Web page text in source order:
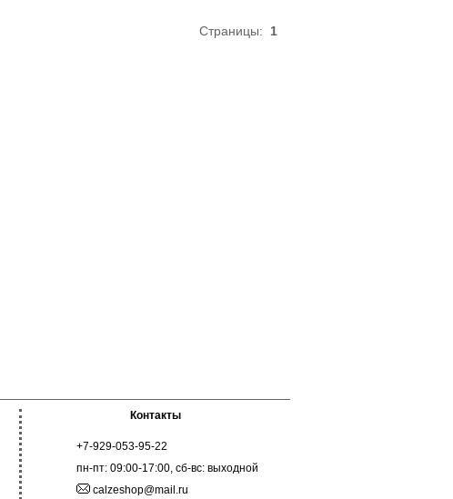
Страницы: 1
Контакты
+7-929-053-95-22
пн-пт: 09:00-17:00, сб-вс: выходной
calzeshop@mail.ru